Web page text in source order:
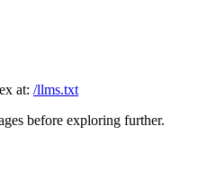
at: /llms.txt
before exploring further.